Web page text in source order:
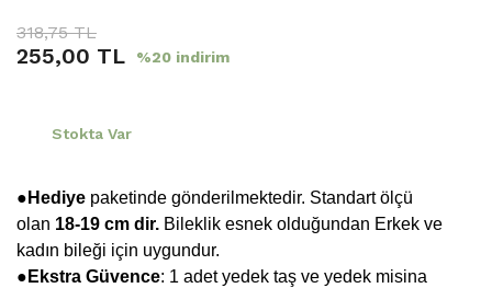
318,75 TL
255,00 TL %20 indirim
Stokta Var
●Hediye paketinde gönderilmektedir. Standart ölçü
olan 18-19 cm dir. Bileklik esnek olduğundan Erkek ve
kadın bileği için uygundur.
● Ekstra Güvence: 1 adet yedek taş ve yedek misina